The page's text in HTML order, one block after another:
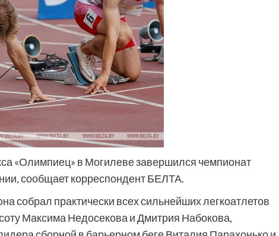
«Олимпиец» в Могилеве завершился чемпионат
сообщает корреспондент БЕЛТА.
собрал практически всех сильнейших легкоатлетов
Максима Недосекова и Дмитрия Набокова,